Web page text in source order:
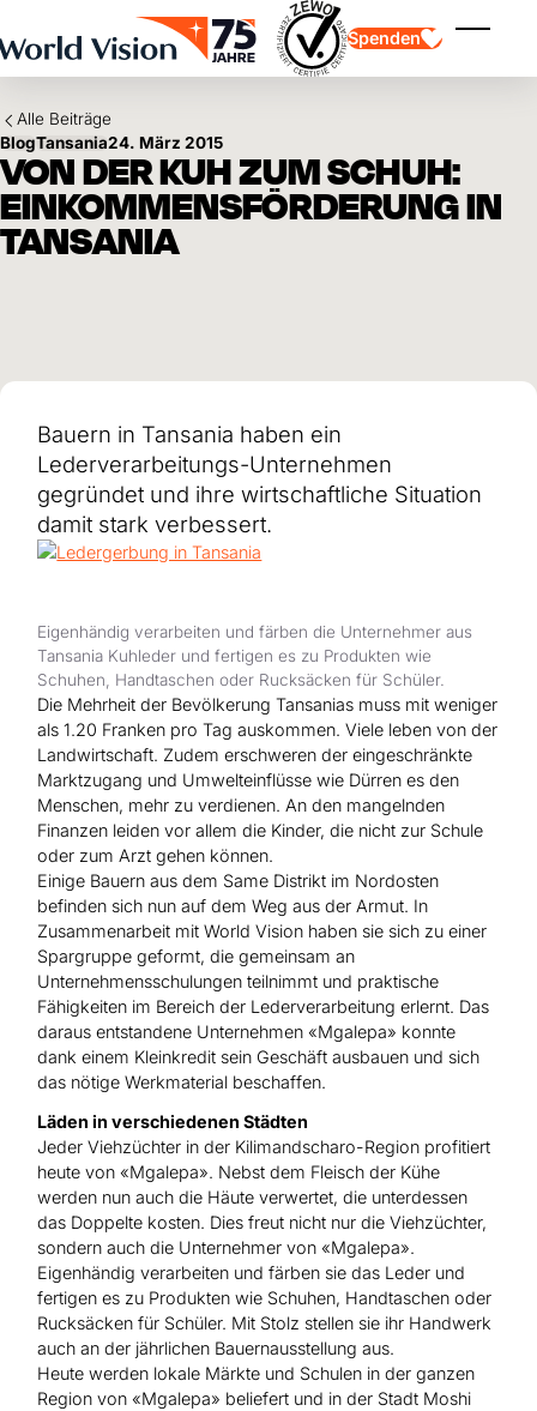
Spenden
Testament und Legat
Philanthropie
Unternehmenskooperationen
Erdbeben Venezuela
Hilfe für Ukraine
Hilfe für Sudan
Hilfe für Afghanistan
Jahresbericht und Finanzen
Afrika
Asien
Lateinamerika
Naher Osten und Europa
Alle Beiträge
BlogTansania24. März 2015
VON DER KUH ZUM SCHUH:
EINKOMMENSFÖRDERUNG IN
TANSANIA
Bauern in Tansania haben ein
Lederverarbeitungs-Unternehmen
gegründet und ihre wirtschaftliche Situation
damit stark verbessert.
Eigenhändig verarbeiten und färben die Unternehmer aus
Tansania Kuhleder und fertigen es zu Produkten wie
Schuhen, Handtaschen oder Rucksäcken für Schüler.
Die Mehrheit der Bevölkerung Tansanias muss mit weniger
als 1.20 Franken pro Tag auskommen. Viele leben von der
Landwirtschaft. Zudem erschweren der eingeschränkte
Marktzugang und Umwelteinflüsse wie Dürren es den
Menschen, mehr zu verdienen. An den mangelnden
Finanzen leiden vor allem die Kinder, die nicht zur Schule
oder zum Arzt gehen können.
Einige Bauern aus dem Same Distrikt im Nordosten
befinden sich nun auf dem Weg aus der Armut. In
Zusammenarbeit mit World Vision haben sie sich zu einer
Spargruppe geformt, die gemeinsam an
Unternehmensschulungen teilnimmt und praktische
Fähigkeiten im Bereich der Lederverarbeitung erlernt. Das
daraus entstandene Unternehmen «Mgalepa» konnte
dank einem Kleinkredit sein Geschäft ausbauen und sich
das nötige Werkmaterial beschaffen.
Läden in verschiedenen Städten
Jeder Viehzüchter in der Kilimandscharo-Region profitiert
heute von «Mgalepa». Nebst dem Fleisch der Kühe
werden nun auch die Häute verwertet, die unterdessen
das Doppelte kosten. Dies freut nicht nur die Viehzüchter,
sondern auch die Unternehmer von «Mgalepa».
Eigenhändig verarbeiten und färben sie das Leder und
fertigen es zu Produkten wie Schuhen, Handtaschen oder
Rucksäcken für Schüler. Mit Stolz stellen sie ihr Handwerk
auch an der jährlichen Bauernausstellung aus.
Heute werden lokale Märkte und Schulen in der ganzen
Region von «Mgalepa» beliefert und in der Stadt Moshi